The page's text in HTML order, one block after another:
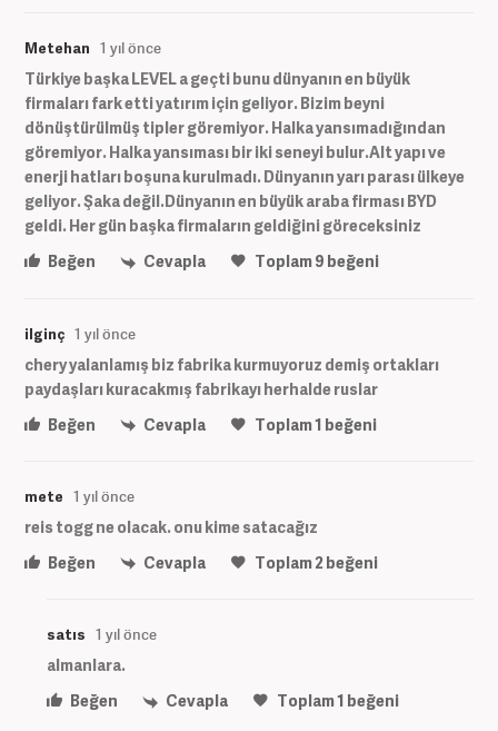
Metehan 1 yıl önce
Türkiye başka LEVEL a geçti bunu dünyanın en büyük
firmaları fark etti yatırım için geliyor. Bizim beyni
dönüştürülmüş tipler göremiyor. Halka yansımadığından
göremiyor. Halka yansıması bir iki seneyi bulur.Alt yapı ve
enerji hatları boşuna kurulmadı. Dünyanın yarı parası ülkeye
geliyor. Şaka değil.Dünyanın en büyük araba firması BYD
geldi. Her gün başka firmaların geldiğini göreceksiniz
Beğen
Cevapla Toplam9 beğeni
ilginç 1 yıl önce
chery yalanlamış biz fabrika kurmuyoruz demiş ortakları
paydaşları kuracakmış fabrikayı herhalde ruslar
Beğen
Cevapla Toplam1 beğeni
mete 1 yıl önce
reis togg ne olacak. onu kime satacağız
Beğen
Cevapla Toplam2beğeni
satıs 1 yıl önce
almanlara.
Beğen
Cevapla Toplam1 beğeni